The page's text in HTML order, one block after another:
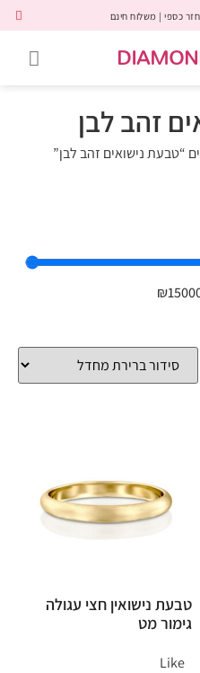
זהב לבן
“טבעת נישואים זהב לבן”
₪
טבעת נישואין חצי עגולה
גימור מט
Like